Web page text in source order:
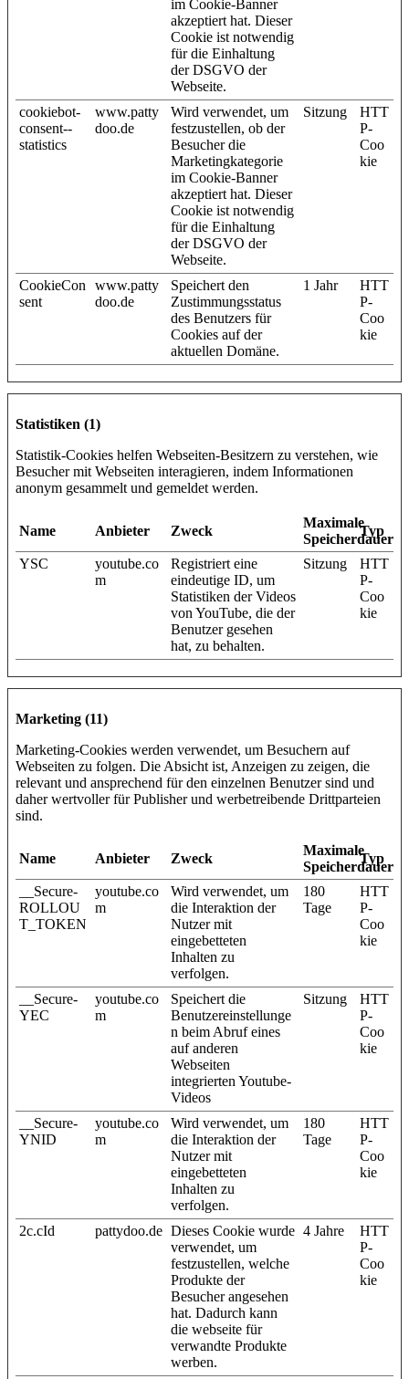
im Cookie-Banner
akzeptiert hat. Dieser
Cookie ist notwendig
für die Einhaltung
der DSGVO der
Webseite.
cookiebot-
consent--
statistics
www.patty
doo.de
Wird verwendet, um
festzustellen, ob der
Besucher die
Marketingkategorie
im Cookie-Banner
akzeptiert hat. Dieser
Cookie ist notwendig
für die Einhaltung
der DSGVO der
Webseite.
Sitzung
HTT
P-
Coo
kie
CookieCon
sent
www.patty
doo.de
Speichert den
Zustimmungsstatus
des Benutzers für
Cookies auf der
aktuellen Domäne.
1 Jahr
HTT
P-
Coo
kie
Statistiken (1)
Statistik-Cookies helfen Webseiten-Besitzern zu verstehen, wie
Besucher mit Webseiten interagieren, indem Informationen
anonym gesammelt und gemeldet werden.
Name Anbieter Zweck
Maximale
Speicherdauer
Typ
YSC
youtube.co
m
Registriert eine
eindeutige ID, um
Statistiken der Videos
von YouTube, die der
Benutzer gesehen
hat, zu behalten.
Sitzung
HTT
P-
Coo
kie
Marketing (11)
Marketing-Cookies werden verwendet, um Besuchern auf
Webseiten zu folgen. Die Absicht ist, Anzeigen zu zeigen, die
relevant und ansprechend für den einzelnen Benutzer sind und
daher wertvoller für Publisher und werbetreibende Drittparteien
sind.
Name Anbieter Zweck
Maximale
Speicherdauer
Typ
__Secure-
ROLLOU
T_TOKEN
youtube.co
m
Wird verwendet, um
die Interaktion der
Nutzer mit
eingebetteten
Inhalten zu
verfolgen.
180
Tage
HTT
P-
Coo
kie
__Secure-
YEC
youtube.co
m
Speichert die
Benutzereinstellunge
n beim Abruf eines
auf anderen
Webseiten
integrierten Youtube-
Videos
Sitzung
HTT
P-
Coo
kie
__Secure-
YNID
youtube.co
m
Wird verwendet, um
die Interaktion der
Nutzer mit
eingebetteten
Inhalten zu
verfolgen.
180
Tage
HTT
P-
Coo
kie
2c.cId pattydoo.de Dieses Cookie wurde
verwendet, um
festzustellen, welche
Produkte der
Besucher angesehen
hat. Dadurch kann
die webseite für
verwandte Produkte
werben.
4 Jahre
HTT
P-
Coo
kie